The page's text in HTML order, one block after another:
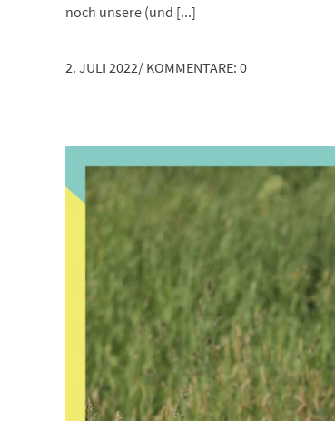
noch unsere (und [...]
2. JULI 2022/KOMMENTARE: 0